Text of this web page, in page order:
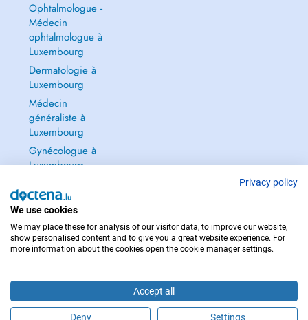
Ophtalmologue -
Médecin
ophtalmologue à
Luxembourg
Dermatologie à
Luxembourg
Médecin
généraliste à
Luxembourg
Gynécologue à
Luxembourg
POUR LES URGENCES, CONSULTEZ : 112
Privacy policy
We use cookies
We may place these for analysis of our visitor data, to improve our website,
show personalised content and to give you a great website experience. For
more information about the cookies open the cookie manager settings.
Accept all
Deny Settings